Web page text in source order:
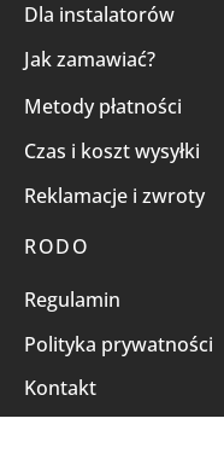
Dla instalatorów
Jak zamawiać?
Metody płatności
Czas i koszt wysyłki
Reklamacje i zwroty
RODO
Regulamin
Polityka prywatności
Kontakt